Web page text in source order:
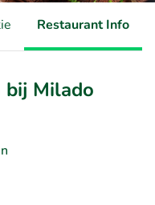
Restaurant Info
bij Milado